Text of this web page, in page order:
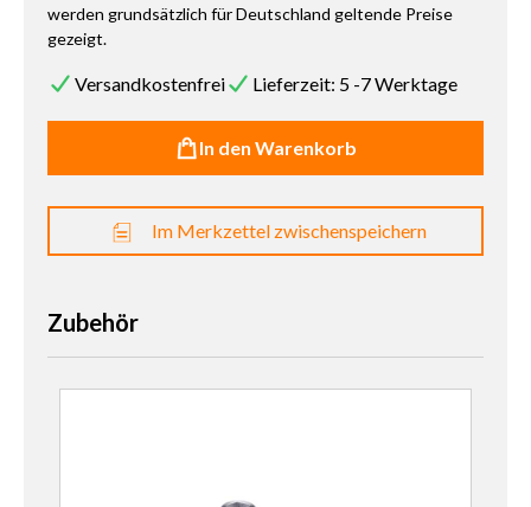
werden grundsätzlich für Deutschland geltende Preise
gezeigt.
Versandkostenfrei Lieferzeit: 5 -7 Werktage
In den Warenkorb
Im Merkzettel zwischenspeichern
Zubehör